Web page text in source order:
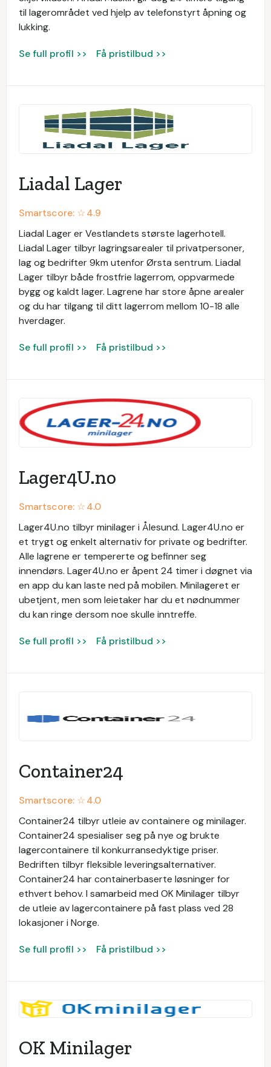
til lagerområdet ved hjelp av telefonstyrt åpning og
lukking.
Se full profil >> Få pristilbud >>
Liadal Lager
Smartscore: ☆4.9
Liadal Lager er Vestlandets største lagerhotell.
Liadal Lager tilbyr lagringsarealer til privatpersoner,
lag og bedrifter 9km utenfor Ørsta sentrum. Liadal
Lager tilbyr både frostfrie lagerrom, oppvarmede
bygg og kaldt lager. Lagrene har store åpne arealer
og du har tilgang til ditt lagerrom mellom 10-18 alle
hverdager.
Se full profil >> Få pristilbud >>
Lager4U.no
Smartscore: ☆4.0
Lager4U.no tilbyr minilager i Ålesund. Lager4U.no er
et trygt og enkelt alternativ for private og bedrifter.
Alle lagrene er tempererte og befinner seg
innendørs. Lager4U.no er åpent 24 timer i døgnet via
en app du kan laste ned på mobilen. Minilageret er
ubetjent, men som leietaker har du et nødnummer
du kan ringe dersom noe skulle inntreffe.
Se full profil >> Få pristilbud >>
Container24
Smartscore: ☆4.0
Container24 tilbyr utleie av containere og minilager.
Container24 spesialiser seg på nye og brukte
lagercontainere til konkurransedyktige priser.
Bedriften tilbyr fleksible leveringsalternativer.
Container24 har containerbaserte løsninger for
ethvert behov. I samarbeid med OK Minilager tilbyr
de utleie av lagercontainere på fast plass ved 28
lokasjoner i Norge.
Se full profil >> Få pristilbud >>
OK Minilager